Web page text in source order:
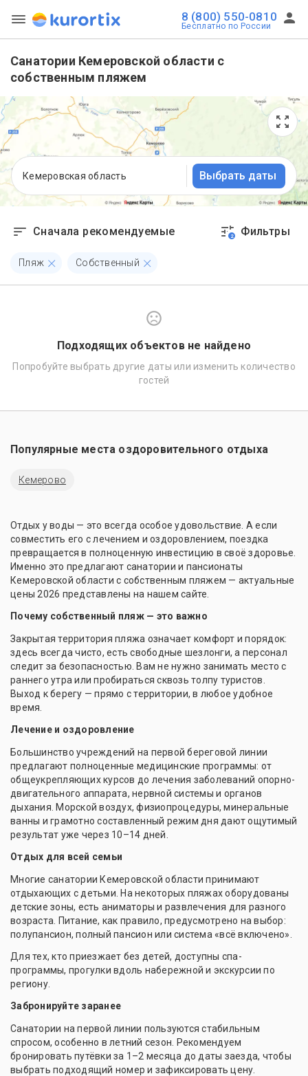
8 (800) 550-0810
Бесплатно по России
Санатории Кемеровской области с
собственным пляжем
Кемеровская область Выбрать даты
Сначала рекомендуемые 2 Фильтры
Пляж Собственный
Подходящих объектов не найдено
Попробуйте выбрать другие даты или изменить количество
гостей
Популярные места оздоровительного отдыха
Кемерово
Отдых у воды — это всегда особое удовольствие. А если
совместить его с лечением и оздоровлением, поездка
превращается в полноценную инвестицию в своё здоровье.
Именно это предлагают санатории и пансионаты
Кемеровской области с собственным пляжем — актуальные
цены 2026 представлены на нашем сайте.
Почему собственный пляж — это важно
Закрытая территория пляжа означает комфорт и порядок:
здесь всегда чисто, есть свободные шезлонги, а персонал
следит за безопасностью. Вам не нужно занимать место с
раннего утра или пробираться сквозь толпу туристов.
Выход к берегу — прямо с территории, в любое удобное
время.
Лечение и оздоровление
Большинство учреждений на первой береговой линии
предлагают полноценные медицинские программы: от
общеукрепляющих курсов до лечения заболеваний опорно-
двигательного аппарата, нервной системы и органов
дыхания. Морской воздух, физиопроцедуры, минеральные
ванны и грамотно составленный режим дня дают ощутимый
результат уже через 10–14 дней.
Отдых для всей семьи
Многие санатории Кемеровской области принимают
отдыхающих с детьми. На некоторых пляжах оборудованы
детские зоны, есть аниматоры и развлечения для разного
возраста. Питание, как правило, предусмотрено на выбор:
полупансион, полный пансион или система «всё включено».
Для тех, кто приезжает без детей, доступны спа-
программы, прогулки вдоль набережной и экскурсии по
региону.
Забронируйте заранее
Санатории на первой линии пользуются стабильным
спросом, особенно в летний сезон. Рекомендуем
бронировать путёвки за 1–2 месяца до даты заезда, чтобы
выбрать подходящий номер и зафиксировать цену.